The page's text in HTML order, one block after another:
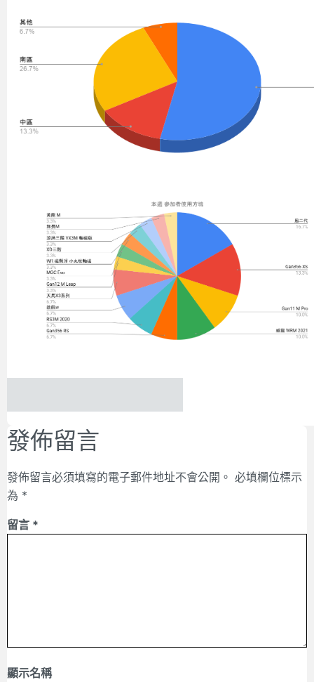
發佈留言
發佈留言必須填寫的電子郵件地址不會公開。 必填欄位標示
為 *
留言 *
顯示名稱